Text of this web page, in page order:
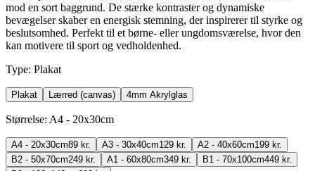
mod en sort baggrund. De stærke kontraster og dynamiske
bevægelser skaber en energisk stemning, der inspirerer til styrke og
beslutsomhed. Perfekt til et børne- eller ungdomsværelse, hvor den
kan motivere til sport og vedholdenhed.
Type: Plakat
Plakat Lærred (canvas) 4mm Akrylglas
Størrelse: A4 - 20x30cm
A4 - 20x30cm89 kr. A3 - 30x40cm129 kr. A2 - 40x60cm199 kr.
B2 - 50x70cm249 kr. A1 - 60x80cm349 kr. B1 - 70x100cm449 kr.